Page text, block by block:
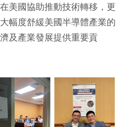
美國協助推動技術轉移，更
幅度舒緩美國半導體產業的
及產業發展提供重要貢